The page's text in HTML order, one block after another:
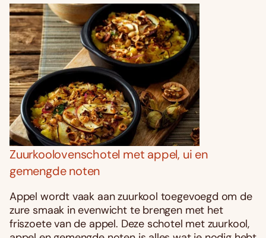
Zuurkoolovenschotel met appel, ui en
gemengde noten
Appel wordt vaak aan zuurkool toegevoegd om de
zure smaak in evenwicht te brengen met het
friszoete van de appel. Deze schotel met zuurkool,